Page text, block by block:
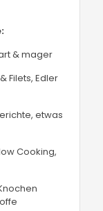
& mager
Filets, Edler
etwas
Cooking,